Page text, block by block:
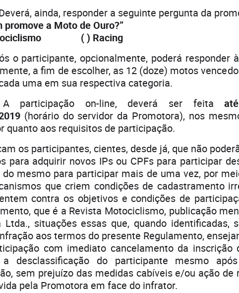
ainda, responder a seguinte pergunta da
promove a Moto de Ouro?”
( ) Racing
o participante, opcionalmente, poderá responder
a fim de escolher, as 12 (doze) motos
uma em sua respectiva categoria.
participação on-line, deverá ser feita
(horário do servidor da Promotora), nos
quanto aos requisitos de participação.
os participantes, cientes, desde já, que não
para adquirir novos IPs ou CPFs para participar
mesmo para participar mais de uma vez, por
que criem condições de cadastramento
contra os objetivos e condições de
que é a Revista Motociclismo, publicação
Ltda., situações essas que, quando identificadas,
aos termos do presente Regulamento,
com imediato cancelamento da inscrição
a desclassificação do participante mesmo
sem prejuízo das medidas cabíveis e/ou ação de
pela Promotora em face do infrator.